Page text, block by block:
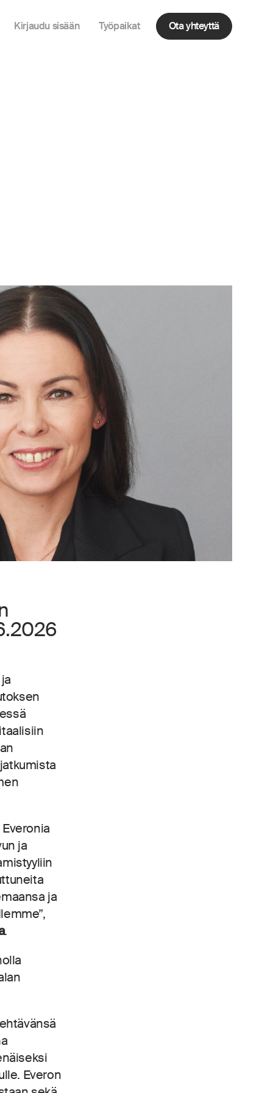
Kirjaudu sisään Työpaikat Ota yhteyttä
ja
ja
.
Everon